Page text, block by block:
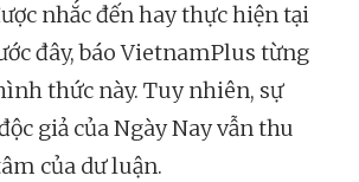
nhắc đến hay thực hiện tại
đây, báo VietnamPlus từng
thức này. Tuy nhiên, sự
giả của Ngày Nay vẫn thu
của dư luận.